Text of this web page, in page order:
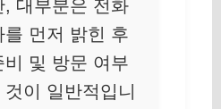
, 대부분은 전화
를 먼저 밝힌 후
비 및 방문 여부
이 일반적입니